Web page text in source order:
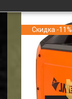
Скидка -11%